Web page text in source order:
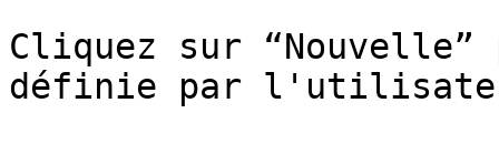
Cliquez sur
définie par